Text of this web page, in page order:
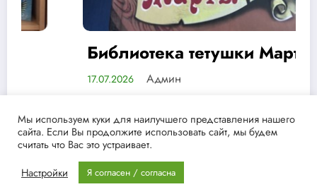
Библиотека тетушки Марты
Админ
NewsBlogger - Magazine & BlogWordPress
BySpiceThemes
Мы используем куки для наилучшего представления нашего
сайта. Если Вы продолжите использовать сайт, мы будем
считать что Вас это устраивает.
Настройки
Я согласен / согласна